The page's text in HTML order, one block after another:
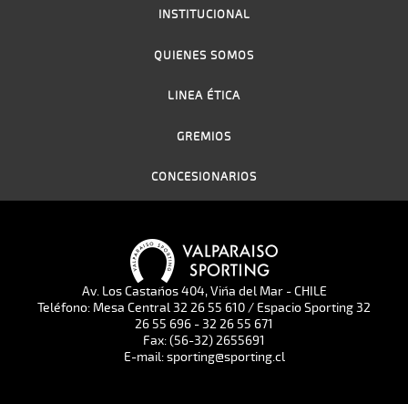
INSTITUCIONAL
QUIENES SOMOS
LINEA ÉTICA
GREMIOS
CONCESIONARIOS
Av. Los Castaños 404, Viña del Mar - CHILE
Teléfono: Mesa Central 32 26 55 610 / Espacio Sporting 32
26 55 696 - 32 26 55 671
Fax: (56-32) 2655691
E-mail: sporting@sporting.cl